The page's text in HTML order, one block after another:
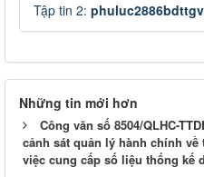
Tập tin 2:
Những tin mới hơn
Công văn số 8504/QLHC-
cảnh sát quản lý hành chính
việc cung cấp số liệu thống kế